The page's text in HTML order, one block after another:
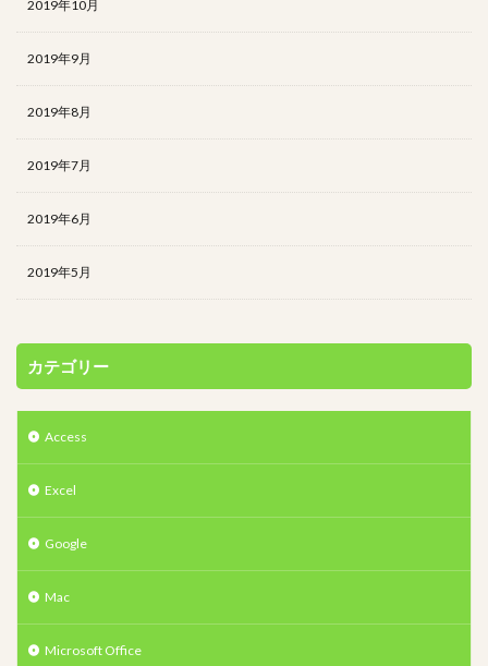
2019年10月
2019年9月
2019年8月
2019年7月
2019年6月
2019年5月
カテゴリー
Access
Excel
Google
Mac
Microsoft Office